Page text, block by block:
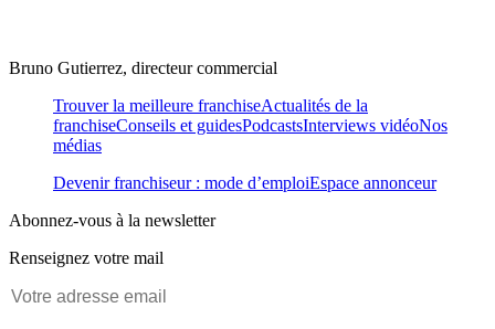
Bruno Gutierrez, directeur commercial
Trouver la meilleure franchiseActualités de la
franchiseConseils et guidesPodcastsInterviews vidéoNos
médias
Devenir franchiseur : mode d’emploiEspace annonceur
Abonnez-vous à la newsletter
Renseignez votre mail